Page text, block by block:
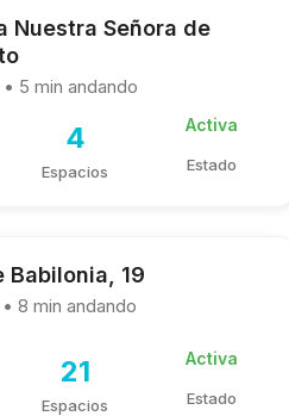
Nuestra Señora de
5 min andando
4
Espacios
Activa
Estado
Babilonia, 19
8 min andando
21
Espacios
Activa
Estado